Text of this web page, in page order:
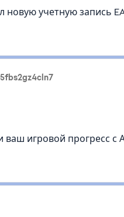
новую учетную запись
игровой прогресс с